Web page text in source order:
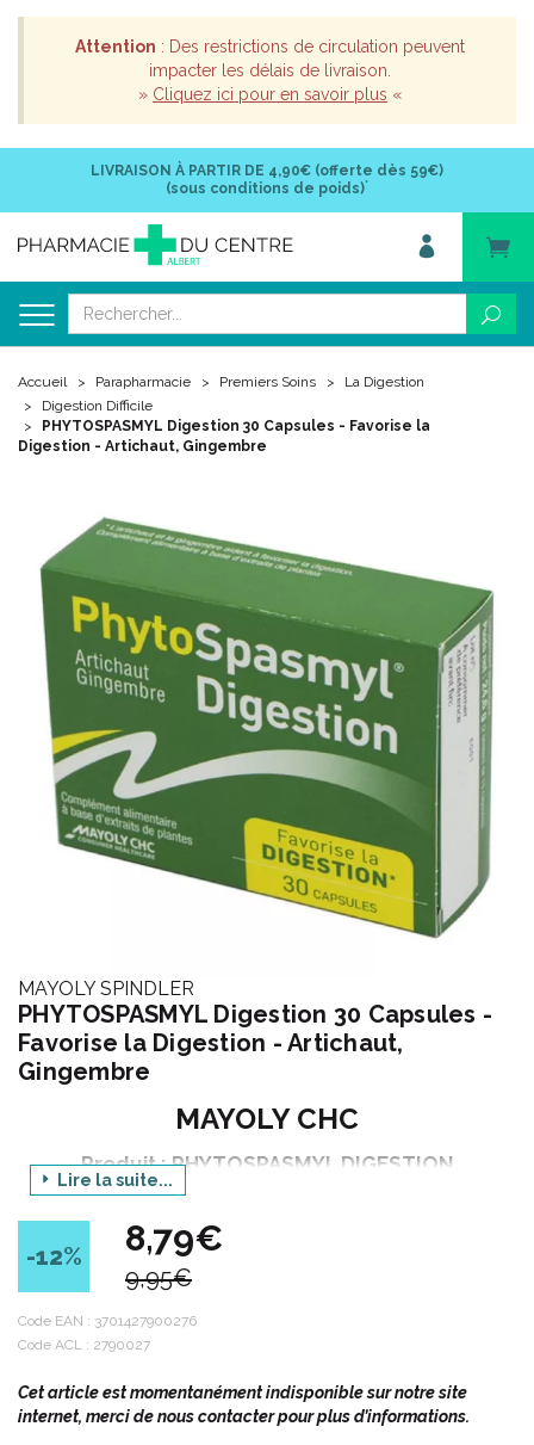
Attention : Des restrictions de circulation peuvent
impacter les délais de livraison.
» Cliquez ici pour en savoir plus «
LIVRAISON À PARTIR DE 4,90€ (offerte dès 59€)
(sous conditions de poids)*
Accueil Parapharmacie Premiers Soins
La Digestion
Digestion Difficile
PHYTOSPASMYL Digestion 30 Capsules - Favorise la
Digestion - Artichaut, Gingembre
MAYOLY SPINDLER
PHYTOSPASMYL Digestion 30 Capsules -
Favorise la Digestion - Artichaut,
Gingembre
MAYOLY CHC
Produit : PHYTOSPASMYL DIGESTION
Conditionnement : 30 capsules
Code ACL : 2790027
Code EAN : 3701427900276
Lire la suite...
-12% 8,79€
9,95€
Code EAN : 3701427900276
Code ACL : 2790027
Cet article est momentanément indisponible sur notre site
internet, merci de nous contacter pour plus d’informations.